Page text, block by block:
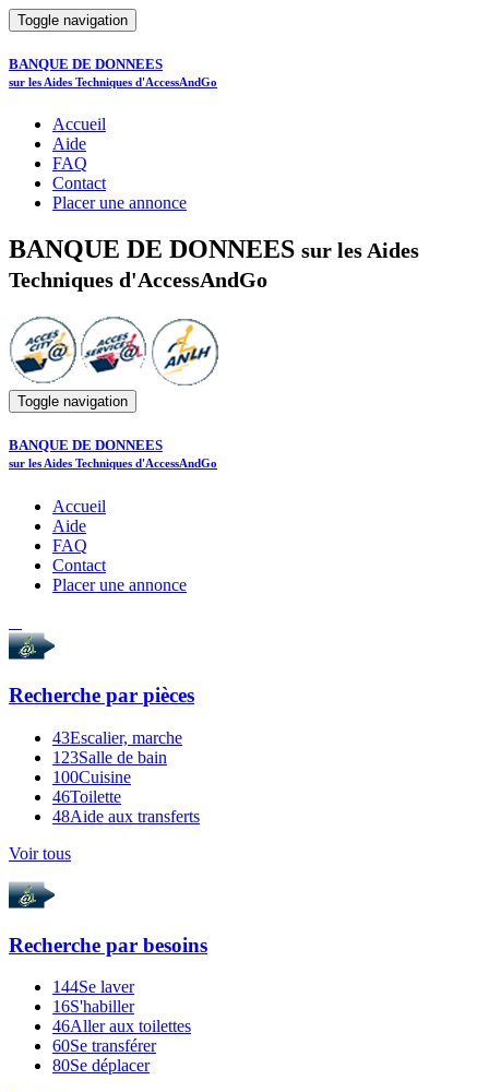
Toggle navigation
BANQUE DE DONNEES
sur les Aides Techniques d'AccessAndGo
Accueil
Aide
FAQ
Contact
Placer une annonce
BANQUE DE DONNEES sur les Aides
Techniques d'AccessAndGo
Toggle navigation
BANQUE DE DONNEES
sur les Aides Techniques d'AccessAndGo
Accueil
Aide
FAQ
Contact
Placer une annonce
Recherche par pièces
43Escalier, marche
123Salle de bain
100Cuisine
46Toilette
48Aide aux transferts
Voir tous
Recherche par besoins
144Se laver
16S'habiller
46Aller aux toilettes
60Se transférer
80Se déplacer